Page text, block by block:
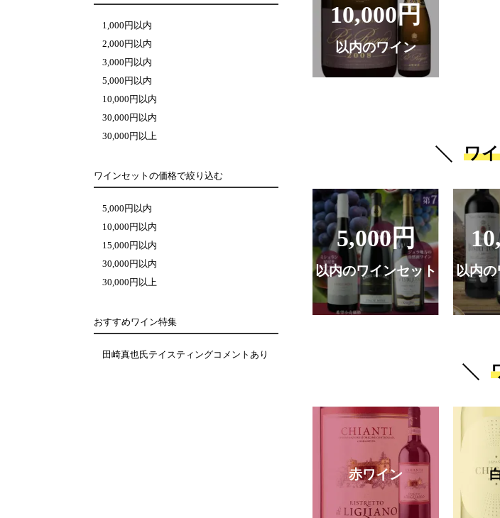
1,000円以内
2,000円以内
3,000円以内
5,000円以内
10,000円以内
30,000円以内
30,000円以上
ワインセットの価格で絞り込む
5,000円以内
10,000円以内
15,000円以内
30,000円以内
30,000円以上
おすすめワイン特集
田崎真也氏テイスティングコメントあり
10,000円
以内のワイン
ワ
5,000円
以内のワインセット 以内の
赤ワイン